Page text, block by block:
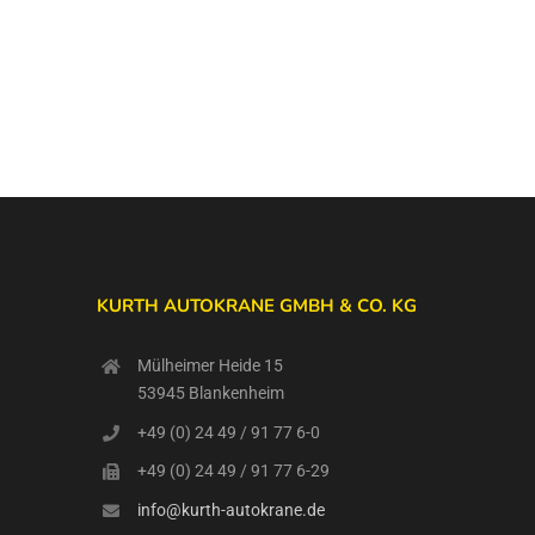
KURTH AUTOKRANE GMBH & CO. KG
Mülheimer Heide 15
53945 Blankenheim
+49 (0) 24 49 / 91 77 6-0
+49 (0) 24 49 / 91 77 6-29
info@kurth-autokrane.de